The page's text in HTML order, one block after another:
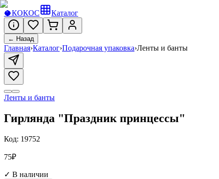
🥥КОКОС Каталог
← Назад
Главная›Каталог›Подарочная упаковка›Ленты и банты
Ленты и банты
Гирлянда "Праздник принцессы"
Код: 19752
75₽
✓ В наличии